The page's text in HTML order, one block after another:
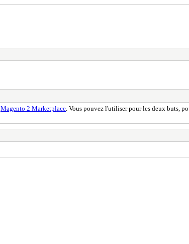
Magento 2 Marketplace . Vous pouvez l'utiliser pour les deux buts,